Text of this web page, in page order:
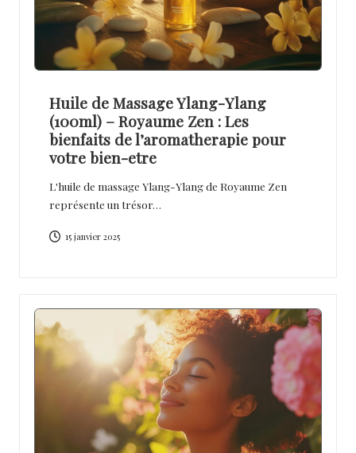
Huile de Massage Ylang-Ylang
(100ml) – Royaume Zen : Les
bienfaits de l’aromatherapie pour
votre bien-etre
L'huile de massage Ylang-Ylang de Royaume Zen
représente un trésor…
15 janvier 2025